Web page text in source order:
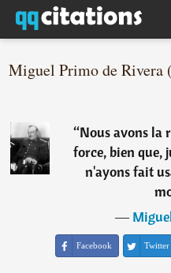
Miguel Primo de Rivera
“Nous avons la
force, bien que,
n'ayons fait
―
Facebook Twitter